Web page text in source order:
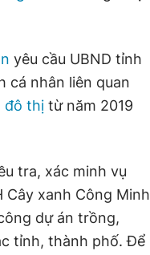
yêu cầu UBND tỉnh
cá nhân liên quan
đô thị từ năm 2019
tra, xác minh vụ
Cây xanh Công Minh
dự án trồng,
tỉnh, thành phố. Để